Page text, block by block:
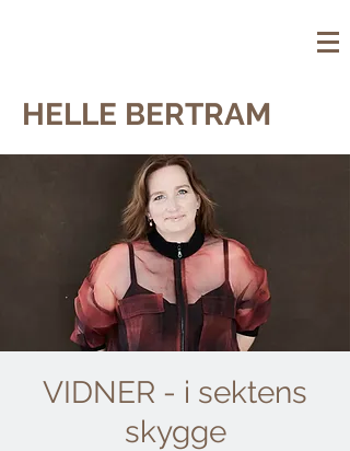
HELLE BERTRAM
VIDNER - i sektens
skygge